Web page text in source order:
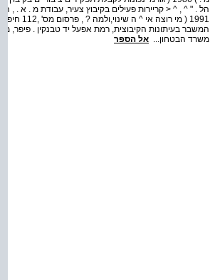
הל . " ^ , ^ < קריירות פעילים בקיבוץ צעיר, עבודת מ . א . ,
משרד הבטחון... אל הספר